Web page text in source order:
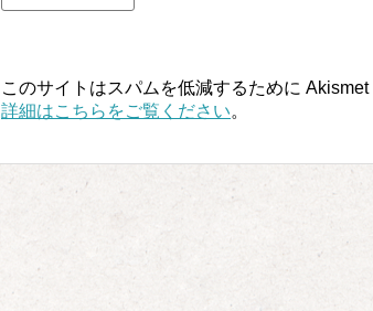
このサイトはスパムを低減するために Akismet
詳細はこちらをご覧ください。